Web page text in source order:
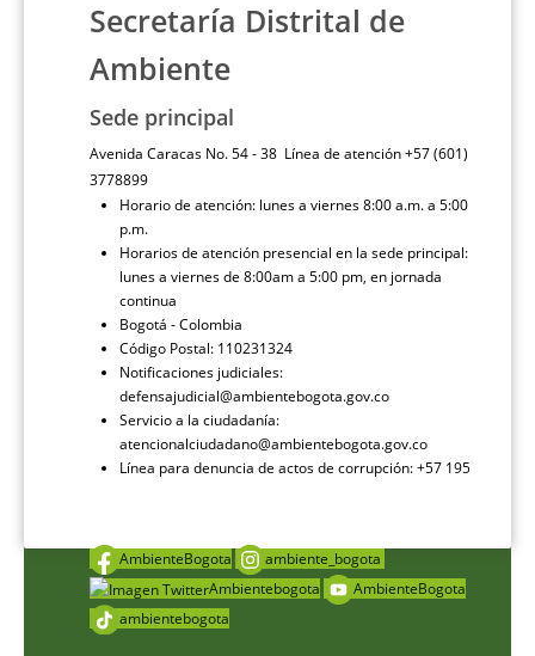
Secretaría Distrital de
Ambiente
Sede principal
Avenida Caracas No. 54 - 38 Línea de atención +57 (601)
3778899
Horario de atención: lunes a viernes 8:00 a.m. a 5:00
p.m.
Horarios de atención presencial en la sede principal:
lunes a viernes de 8:00am a 5:00 pm, en jornada
continua
Bogotá - Colombia
Código Postal: 110231324
Notificaciones judiciales:
defensajudicial@ambientebogota.gov.co
Servicio a la ciudadanía:
atencionalciudadano@ambientebogota.gov.co
Línea para denuncia de actos de corrupción: +57 195
AmbienteBogota
ambiente_bogota
Ambientebogota
AmbienteBogota
ambientebogota